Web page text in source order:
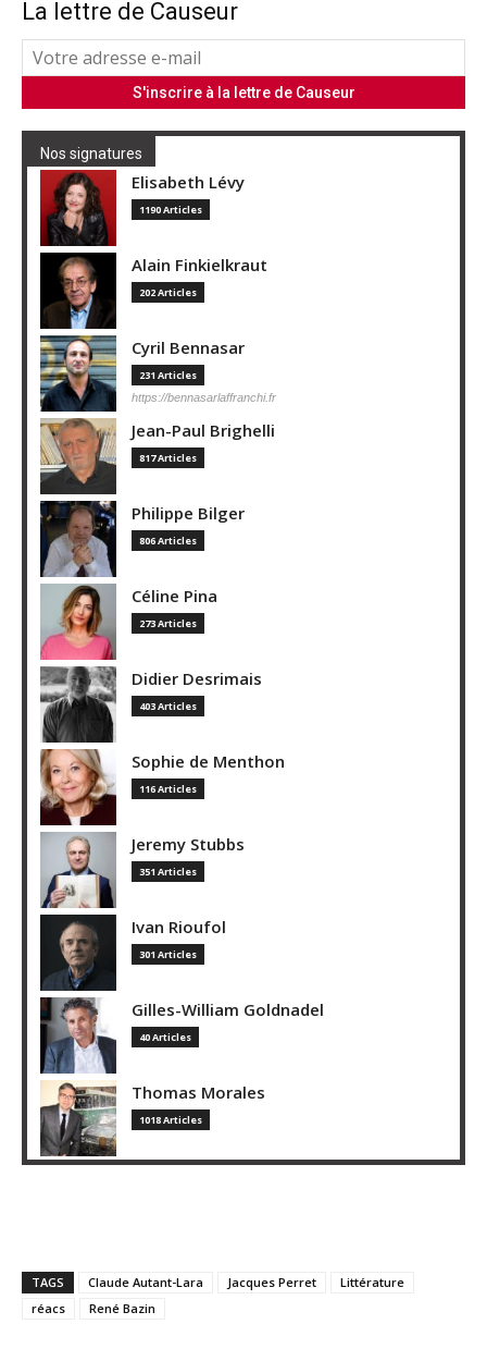
La lettre de Causeur
Nos signatures
Elisabeth Lévy
1190 Articles
Alain Finkielkraut
202 Articles
Cyril Bennasar
231 Articles
https://bennasarlaffranchi.fr
Jean-Paul Brighelli
817 Articles
Philippe Bilger
806 Articles
Céline Pina
273 Articles
Didier Desrimais
403 Articles
Sophie de Menthon
116 Articles
Jeremy Stubbs
351 Articles
Ivan Rioufol
301 Articles
Gilles-William Goldnadel
40 Articles
Thomas Morales
1018 Articles
TAGS Claude Autant-Lara Jacques Perret
Littérature
réacs
René Bazin